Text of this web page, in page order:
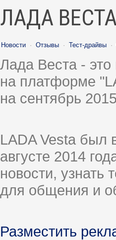
ЛАДА ВЕСТА
Новости · Отзывы · Тест-драйвы ·
Лада Веста -
на платформе
на сентябрь
LADA Vesta был
августе 2014
новости, узнать
для общения и
Разместить